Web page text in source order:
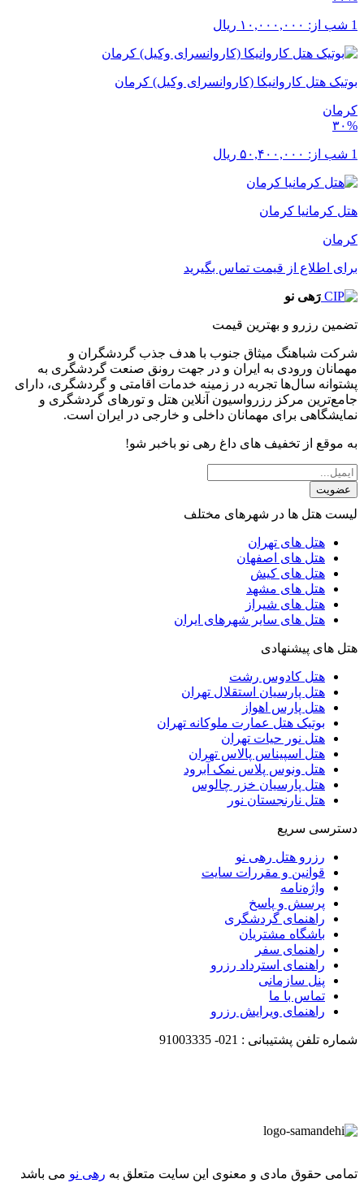
1 شب از: ۱۰,۰۰۰,۰۰۰ ریال
بوتیک هتل کاروانیکا (کاروانسرای وکیل) کرمان
کرمان
۳۰%
1 شب از: ۵۰,۴۰۰,۰۰۰ ریال
هتل کرمانیا کرمان
کرمان
برای اطلاع از قیمت تماس بگیرید
رَهی نو
تضمین رزرو و بهترین قیمت
شرکت شباهنگ میثاق جنوب با هدف جذب گردشگران و
مهمانان ورودی به ایران و در جهت رونق صنعت گردشگری به
پشتوانه سال‌ها تجربه در زمینه خدمات اقامتی و گردشگری، دارای
جامع‌ترین مرکز رزرواسیون آنلاین هتل و تورهای گردشگری و
نمایشگاهی برای مهمانان داخلی و خارجی در ایران است.
به موقع از تخفیف های داغ رهی نو باخبر شو!
عضویت
لیست هتل ها در شهرهای مختلف
هتل های تهران
هتل های اصفهان
هتل های کیش
هتل های مشهد
هتل های شیراز
هتل های سایر شهرهای ایران
هتل های پیشنهادی
هتل کادوس رشت
هتل پارسیان استقلال تهران
هتل پارس اهواز
بوتیک هتل عمارت ملوکانه تهران
هتل نور حیات تهران
هتل اسپیناس پالاس تهران
هتل ونوس پلاس نمک آبرود
هتل پارسیان خزر چالوس
هتل نارنجستان نور
دسترسی سریع
رزرو هتل رهی نو
قوانین و مقررات سایت
واژه‌نامه
پرسش و پاسخ
راهنمای گردشگری
باشگاه مشتریان
راهنمای سفر
راهنمای استرداد رزرو
پنل سازمانی
تماس با ما
راهنمای ویرایش رزرو
شماره تلفن پشتیبانی : 021-
91003335
تمامی حقوق مادی و معنوی این سایت متعلق به رهی نو می باشد